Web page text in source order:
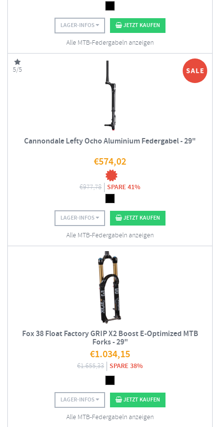
LAGER-INFOS JETZT KAUFEN
Alle MTB-Federgabeln anzeigen
5/5
Cannondale Lefty Ocho Aluminium Federgabel - 29"
€574,02
€977,78 SPARE 41%
LAGER-INFOS JETZT KAUFEN
Alle MTB-Federgabeln anzeigen
Fox 38 Float Factory GRIP X2 Boost E-Optimized MTB
Forks - 29"
€1.034,15
€1.655,33 SPARE 38%
LAGER-INFOS JETZT KAUFEN
Alle MTB-Federgabeln anzeigen